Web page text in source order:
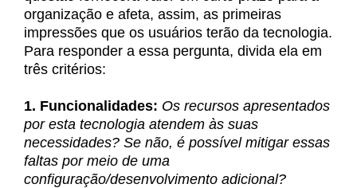
organização e afeta, assim, as primeiras
impressões que os usuários terão da tecnologia.
Para responder a essa pergunta, divida ela em
três critérios:
1. Funcionalidades: Os recursos apresentados
por esta tecnologia atendem às suas
necessidades? Se não, é possível mitigar essas
faltas por meio de uma
configuração/desenvolvimento adicional?